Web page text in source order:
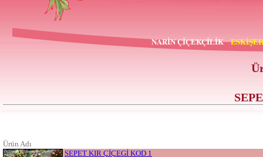
NARİN ÇİÇEKÇİLİK
Ürün Adı
SEPET KIR ÇİÇEGİ KOD 1